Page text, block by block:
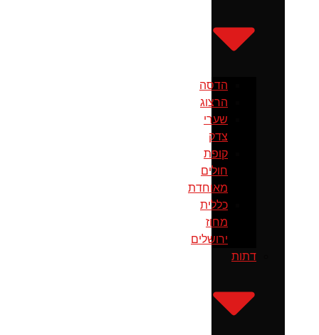
הדסה
הרצוג
שערי
צדק
קופת
חולים
מאוחדת
כללית
מחוז
ירושלים
דתות